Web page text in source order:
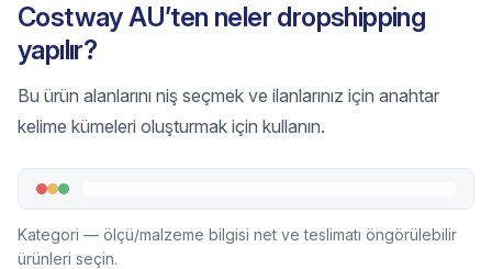
Costway AU’ten neler dropshipping
yapılır?
Bu ürün alanlarını niş seçmek ve ilanlarınız için anahtar
kelime kümeleri oluşturmak için kullanın.
Kategori — ölçü/malzeme bilgisi net ve teslimatı öngörülebilir
ürünleri seçin.